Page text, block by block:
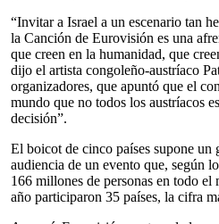
“Invitar a Israel a un escenario tan
la Canción de Eurovisión es una
que creen en la humanidad, que
dijo el artista congoleño-austríaco
organizadores, que apuntó que el
mundo que no todos los austríacos
decisión”.
El boicot de cinco países supone un
audiencia de un evento que, según
166 millones de personas en todo el
año participaron 35 países, la cifra